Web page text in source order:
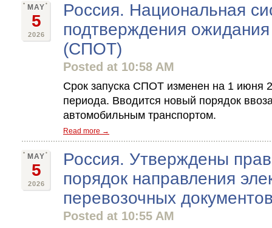
MAY
5
2026
Россия. Национальная
подтверждения
(СПОТ)
Posted at 10:58 AM
Срок запуска СПОТ изменен на 1 июня
периода. Вводится новый порядок
автомобильным транспортом.
Read more →
MAY
5
2026
Россия. Утверждены
порядок направления
перевозочных
Posted at 10:55 AM